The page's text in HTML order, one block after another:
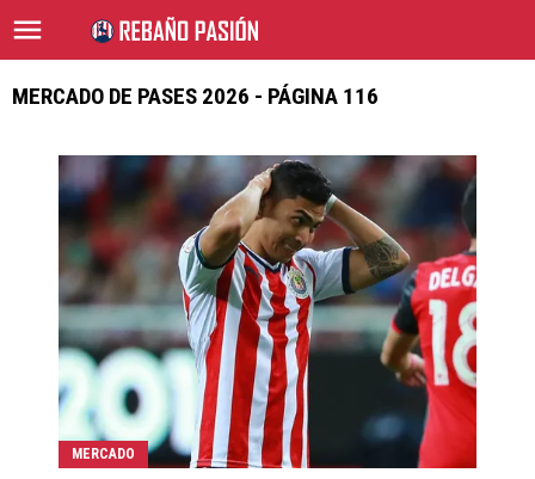
MERCADO DE PASES 2026 - PÁGINA 116
MERCADO